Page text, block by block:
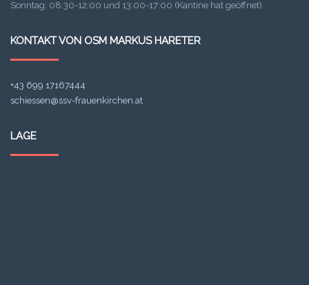
Sonntag: 08:30-12:00 und 13:00-17:00 (Kantine hat geöffnet)
KONTAKT VON OSM MARKUS HARETER
+43 699 17167444
schiessen@ssv-frauenkirchen.at
LAGE